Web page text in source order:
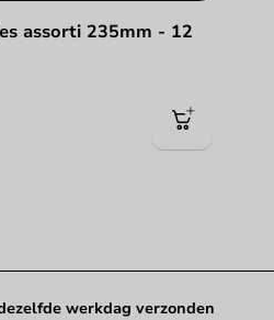
assorti 235mm - 12
werkdag verzonden